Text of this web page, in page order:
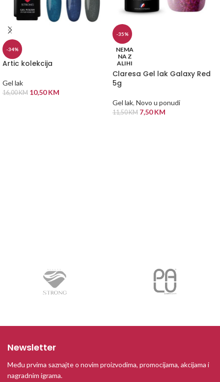
-34%
Artic kolekcija
Gel lak
16,00KM 10,50KM
-35%
NEMA
NA Z
ALIHI
Claresa Gel lak Galaxy Red
5g
Gel lak, Novo u ponudi
11,50KM 7,50KM
Newsletter
Među prvima saznajte o novim proizvodima, promocijama, akcijama i
nagradnim igrama.